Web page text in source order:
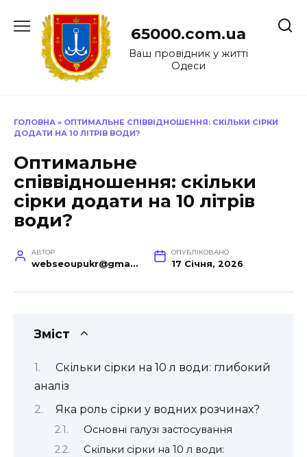
до
65000.com.ua
Ваш провідник у житті
Одеси
ГОЛОВНА » ОПТИМАЛЬНЕ СПІВВІДНОШЕННЯ: СКІЛЬКИ СІРКИ
ДОДАТИ НА 10 ЛІТРІВ ВОДИ?
Оптимальне
співвідношення: скільки
сірки додати на 10 літрів
води?
АВТОР
webseoupukr@gmail.com
ОПУБЛІКОВАНО
17 Січня, 2026
Зміст
Скільки сірки на 10 л води: глибокий
аналіз
Яка роль сірки у водних розчинах?
Основні галузі застосування
Скільки сірки на 10 л води: